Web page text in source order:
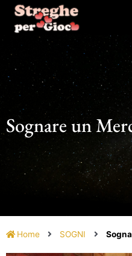
contenuto
Sognare un
Home SOGNI